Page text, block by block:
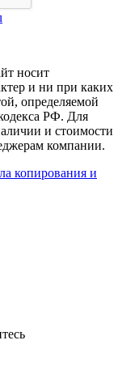
носит
и ни при каких
определяемой
РФ. Для
и стоимости
компании.
копирования и